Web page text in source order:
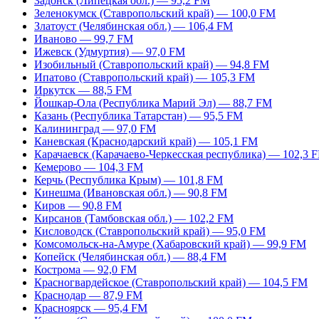
Зеленокумск (Ставропольский край) — 100,0 FM
Златоуст (Челябинская обл.) — 106,4 FM
Иваново — 99,7 FM
Ижевск (Удмуртия) — 97,0 FM
Изобильный (Ставропольский край) — 94,8 FM
Ипатово (Ставропольский край) — 105,3 FM
Иркутск — 88,5 FM
Йошкар-Ола (Республика Марий Эл) — 88,7 FM
Казань (Республика Татарстан) — 95,5 FM
Калининград — 97,0 FM
Каневская (Краснодарский край) — 105,1 FM
Карачаевск (Карачаево-Черкесская республика) — 102,3
Кемерово — 104,3 FM
Керчь (Республика Крым) — 101,8 FM
Кинешма (Ивановская обл.) — 90,8 FM
Киров — 90,8 FM
Кирсанов (Тамбовская обл.) — 102,2 FM
Кисловодск (Ставропольский край) — 95,0 FM
Комсомольск-на-Амуре (Хабаровский край) — 99,9 FM
Копейск (Челябинская обл.) — 88,4 FM
Кострома — 92,0 FM
Красногвардейское (Ставропольский край) — 104,5 FM
Краснодар — 87,9 FM
Красноярск — 95,4 FM